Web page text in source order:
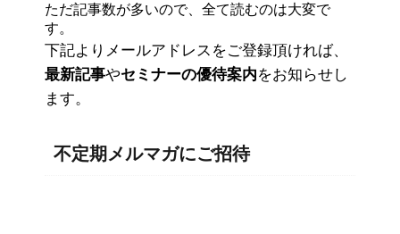
ただ記事数が多いので、全て読むのは大変で
す。
下記よりメールアドレスをご登録頂ければ、
最新記事やセミナーの優待案内をお知らせし
ます。
不定期メルマガにご招待